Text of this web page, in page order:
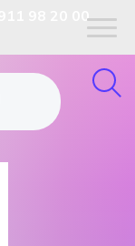
911 98 20 00